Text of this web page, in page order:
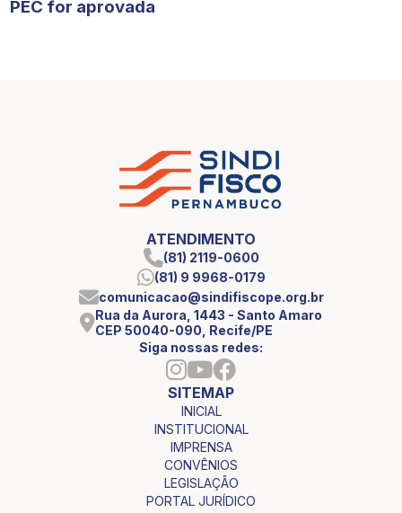
PEC for aprovada
ATENDIMENTO
(81) 2119-0600
(81) 9 9968-0179
comunicacao@sindifiscope.org.br
Rua da Aurora, 1443 - Santo Amaro
CEP 50040-090, Recife/PE
Siga nossas redes:
SITEMAP
INICIAL
INSTITUCIONAL
IMPRENSA
CONVÊNIOS
LEGISLAÇÃO
PORTAL JURÍDICO